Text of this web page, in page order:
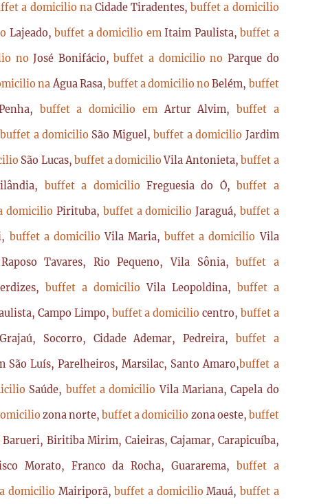
a domicilio na Cidade Tiradentes,buffet a domicilio
Lajeado,buffet a domicilio emItaim Paulista,buffet a
noJosé Bonifácio,buffet a domicilio no Parque do
naÁgua Rasa, buffet a domicilio noBelém, buffet
buffet a domicilio emArtur Alvim, buffet a
buffet a domicilio São Miguel,buffet a domicilio Jardim
São Lucas,buffet a domicilioVila Antonieta,buffet a
buffet a domicilio Freguesia do Ó,buffet a
domicilio Pirituba, buffet a domicilioJaraguá, buffet a
buffet a domicilioVila Maria,buffet a domicilioVila
Tavares, Rio Pequeno, Vila Sônia,buffet a
buffet a domicilioVila Leopoldina, buffet a
Campo Limpo, buffet a domiciliocentro, buffet a
Socorro, Cidade Ademar, Pedreira, buffet a
Luís, Parelheiros, Marsilac, Santo Amaro,buffet a
Saúde, buffet a domicilioVila Mariana, Capela do
zona norte,buffet a domicilio zona oeste, buffet
Barueri, Biritiba Mirim, Caieiras, Cajamar, Carapicuíba,
Morato, Franco da Rocha, Guararema, buffet a
domicilio Mairiporã,buffet a domicilioMauá, buffet a